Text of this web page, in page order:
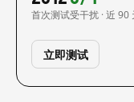
首次测试受干扰 · 近 90
立即测试